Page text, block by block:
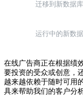
迁移到新数据库
运行中的新数
在线广告商正在根据绩
要投资的受众或创意，
越来越依赖于随时可用
具来帮助我们的客户分